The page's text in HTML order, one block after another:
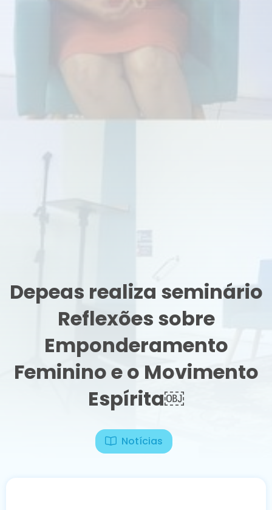
Depeas realiza seminário
Reflexões sobre
Emponderamento
Feminino e o Movimento
Espírita￼
Notícias